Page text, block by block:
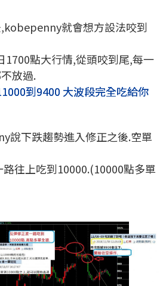
就會想方設法咬到
1700點大行情,從頭咬到尾,每一
放過.
到9400 大波段完全吃給你
說下跌趨勢進入修正之後.空單
往上吃到10000.(10000點多單